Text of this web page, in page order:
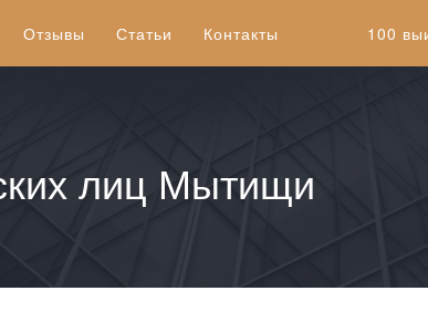
Отзывы Статьи Контакты 100
лиц Мытищи